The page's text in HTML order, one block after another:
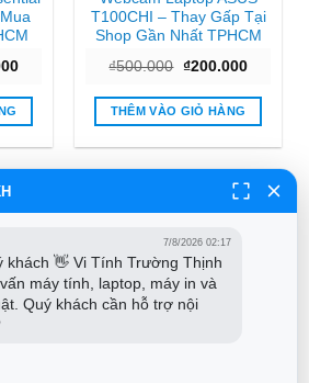
Giá
tại
₫250.000.
T100CHI – Thay Gấp Tại
Shop Gần Nhất TPHCM
₫500.000 Giá
là:
₫500.000.
₫200.000Giá
tại
THÊM VÀO GIỎ HÀNG
7/8/2026 02:17
khách 👋 Vi Tính Trường Thịnh
máy tính, laptop, máy in và
Quý khách cần hỗ trợ nội